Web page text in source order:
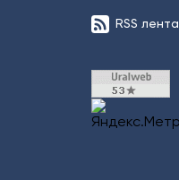
RSS лента